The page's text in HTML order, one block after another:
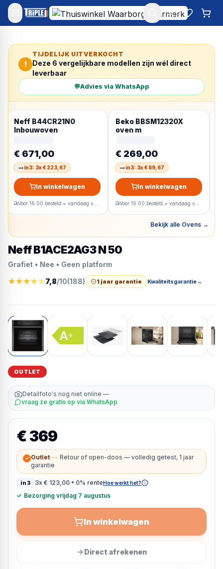
Mijn account
!
TIJDELIJK UITVERKOCHT
Deze 6 vergelijkbare modellen zijn wél direct
leverbaar
💬Advies via WhatsApp
Neff B44CR21N0
Inbouwoven
€ 671,00
in3: 3x € 223,67
In winkelwagen
Beko BBSM12320X
oven m
€ 269,00
in3: 3x € 89,67
In winkelwagen
Bekijk alle Ovens →
Neff B1ACE2AG3 N 50
Grafiet • Nee • Geen platform
★★★★★7,8/10(188) 1 jaar garantie Kwaliteitsgarantie→
OUTLET
Detailfoto's nog niet online —
vraag ze gratis op via WhatsApp
€ 369
✓ Outlet — Retour of open-doos — volledig getest, 1 jaar
garantie
in3 3x € 123,00• 0% renteHoe werkt het?
✓ Bezorging vrijdag 7 augustus
In winkelwagen
Direct afrekenen